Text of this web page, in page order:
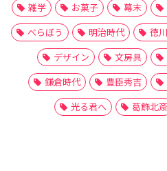
雑学
お菓子 幕末
べらぼう
明治時代 徳
デザイン
文房具
鎌倉時代
豊臣秀吉
光る君へ
葛飾北斎